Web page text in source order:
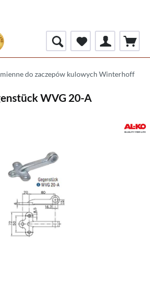
do zaczepów kulowych Winterhoff
WVG 20-A